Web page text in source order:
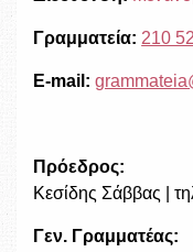
Νέα
Χρήσιμοι Σύνδεσμοι
Γραμματεία: 210
E-mail:
Πρόεδρος:
Κεσίδης Σάββας |
Γεν. Γραμματέας: